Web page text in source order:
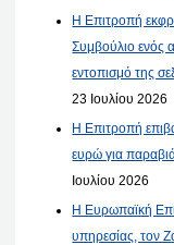
Η Επιτροπή
Συμβούλιο ενός
εντοπισμό της
23 Ιουλίου 2026
Η Επιτροπή
ευρώ για
Ιουλίου 2026
Η Ευρωπαϊκή
υπηρεσίας, τον